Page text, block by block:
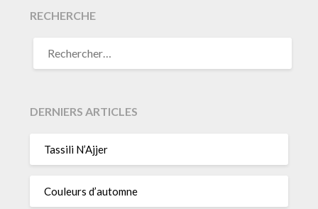
RECHERCHE
DERNIERS ARTICLES
Tassili N’Ajjer
Couleurs d’automne